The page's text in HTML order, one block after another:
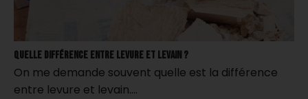
Quelle différence entre levure et levain ?
On me demande souvent quelle est la différence
entre levure et levain.…